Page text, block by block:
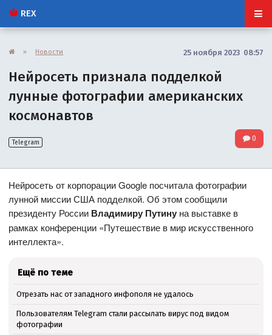
REX
» Новости 25 ноября 2023 08:57
Нейросеть признала подделкой
лунные фотографии американских
космонавтов
Telegram 0
Нейросеть от корпорации Google посчитала фотографии
лунной миссии США подделкой. Об этом сообщили
президенту России Владимиру Путину на выставке в
рамках конференции «Путешествие в мир искусственного
интеллекта».
Ещё по теме
Отрезать нас от западного инфополя не удалось
Пользователям Telegram стали рассылать вирус под видом
фотографии